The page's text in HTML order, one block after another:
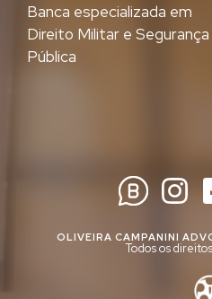
Banca especializada em
Direito Militar e Segurança
Pública
OLIVEIRA CAMPANINI
Todos os